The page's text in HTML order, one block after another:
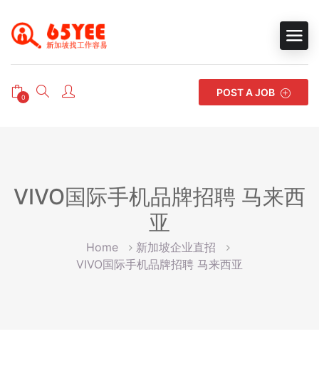
0 POST A JOB
VIVO国际手机品牌招聘 马来西
亚
Home
新加坡企业直招
VIVO国际手机品牌招聘 马来西亚